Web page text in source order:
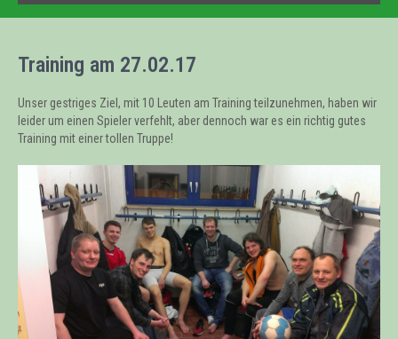
Training am 27.02.17
Unser gestriges Ziel, mit 10 Leuten am Training teilzunehmen, haben wir
leider um einen Spieler verfehlt, aber dennoch war es ein richtig gutes
Training mit einer tollen Truppe!